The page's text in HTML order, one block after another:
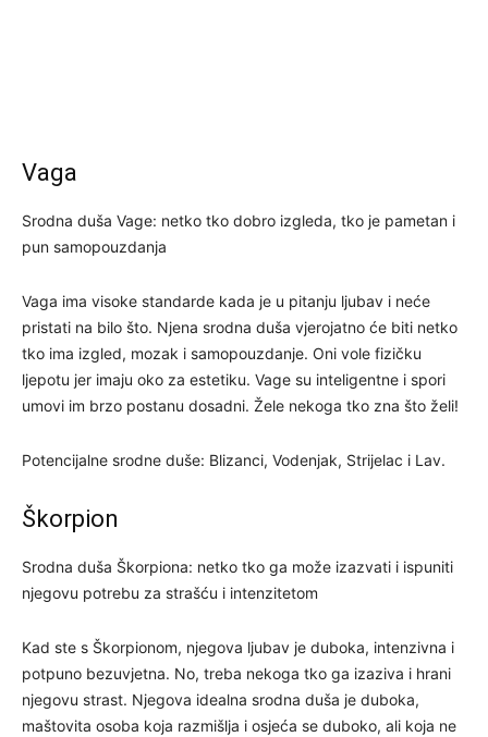
Vaga
Srodna duša Vage: netko tko dobro izgleda, tko je pametan i
pun samopouzdanja
Vaga ima visoke standarde kada je u pitanju ljubav i neće
pristati na bilo što. Njena srodna duša vjerojatno će biti netko
tko ima izgled, mozak i samopouzdanje. Oni vole fizičku
ljepotu jer imaju oko za estetiku. Vage su inteligentne i spori
umovi im brzo postanu dosadni. Žele nekoga tko zna što želi!
Potencijalne srodne duše: Blizanci, Vodenjak, Strijelac i Lav.
Škorpion
Srodna duša Škorpiona: netko tko ga može izazvati i ispuniti
njegovu potrebu za strašću i intenzitetom
Kad ste s Škorpionom, njegova ljubav je duboka, intenzivna i
potpuno bezuvjetna. No, treba nekoga tko ga izaziva i hrani
njegovu strast. Njegova idealna srodna duša je duboka,
maštovita osoba koja razmišlja i osjeća se duboko, ali koja ne